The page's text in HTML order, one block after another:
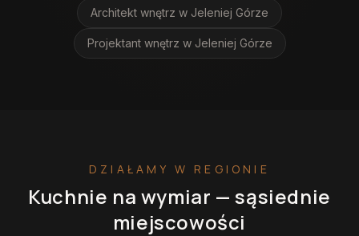
Architekt wnętrz w Jeleniej Górze
Projektant wnętrz w Jeleniej Górze
DZIAŁAMY W REGIONIE
Kuchnie na wymiar — sąsiednie
miejscowości